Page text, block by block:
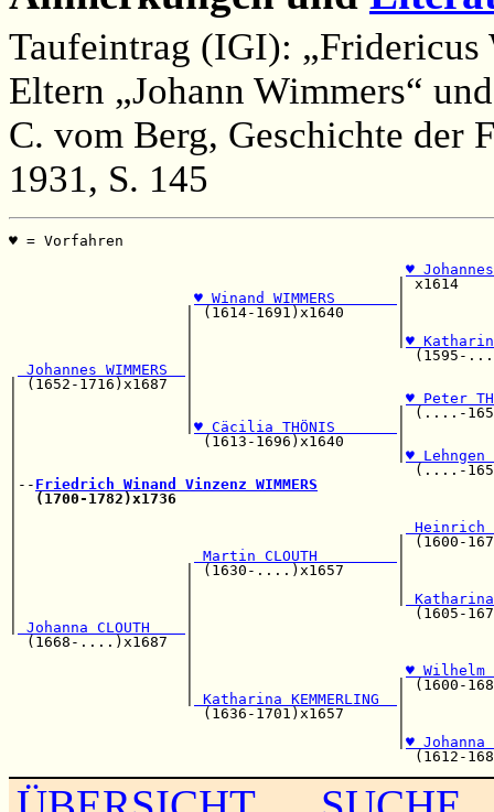
Taufeintrag (IGI): „Fridericus
Eltern „Johann Wimmers“
C. vom Berg, Geschichte der
1931, S. 145
♥ =
♥
♥ Winand WIMMERS
| (1614-
♥
|
Johannes WIMMERS
| (1652-1716)x1687  |
♥
|                   |
♥ Cäcilia THÖNIS
|                     (1613-
♥
|
|-- Friedrich Winand Vinzenz WIMMERS
(1700-1782)x1736
|
Martin CLOUTH
|                   | (1630-
|                   |
Johanna CLOUTH
(1668-
♥ Wilhelm
|
Katharina KEMMERLING
(1636-
♥ Johanna